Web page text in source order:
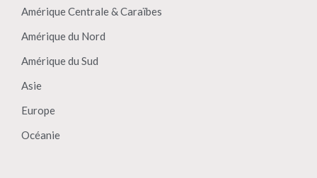
Amérique Centrale & Caraïbes
Amérique du Nord
Amérique du Sud
Asie
Europe
Océanie